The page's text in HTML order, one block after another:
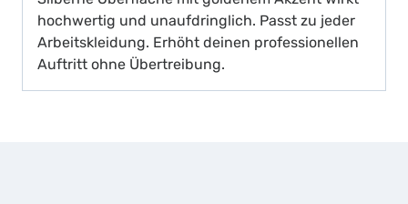
hochwertig und unaufdringlich. Passt zu jeder
Arbeitskleidung. Erhöht deinen professionellen
Auftritt ohne Übertreibung.